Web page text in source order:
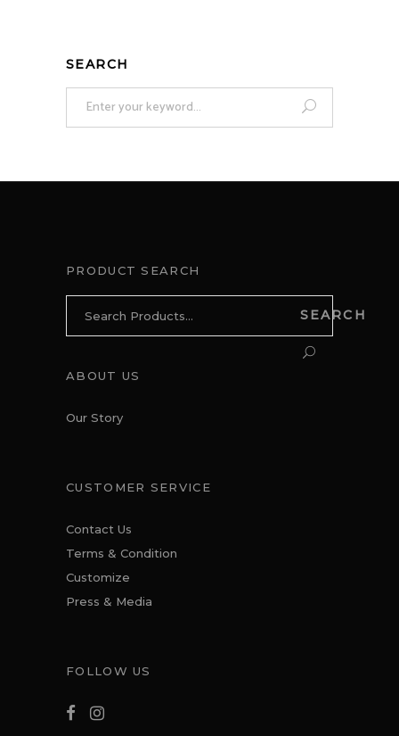
SEARCH
Search
PRODUCT SEARCH
SEARCH
ABOUT US
Our Story
CUSTOMER SERVICE
Contact Us
Terms & Condition
Customize
Press & Media
FOLLOW US